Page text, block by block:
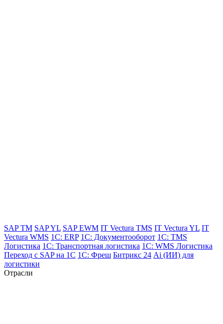
SAP TM SAP YL SAP EWM IT Vectura TMS IT Vectura YL IT
Vectura WMS 1C: ERP 1C: Документооборот 1C: TMS
Логистика 1C: Транспортная логистика 1C: WMS Логистика
Переход с SAP на 1С 1C: Фреш Битрикс 24 Ai (ИИ) для
логистики
Отрасли